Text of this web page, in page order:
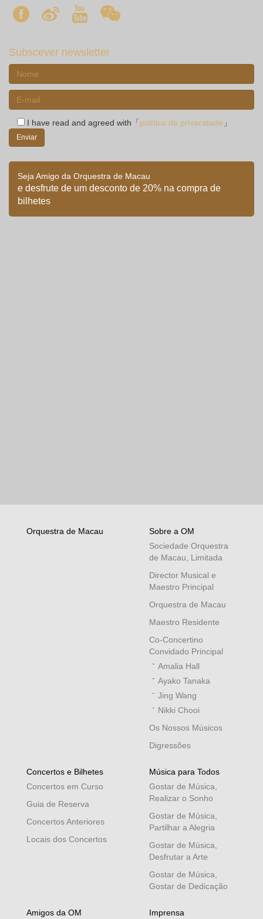
Subscever newsletter
I have read and agreed with「 política de privacidade 」
Seja Amigo da Orquestra de Macau
e desfrute de um desconto de 20% na compra de
bilhetes
Orquestra de Macau
Sobre a OM
Sociedade Orquestra
de Macau, Limitada
Director Musical e
Maestro Principal
Orquestra de Macau
Maestro Residente
Co-Concertino
Convidado Principal
Amalia Hall
Ayako Tanaka
Jing Wang
Nikki Chooi
Os Nossos Músicos
Digressões
Concertos e Bilhetes
Concertos em Curso
Guia de Reserva
Concertos Anteriores
Locais dos Concertos
Música para Todos
Gostar de Música,
Realizar o Sonho
Gostar de Música,
Partilhar a Alegria
Gostar de Música,
Desfrutar a Arte
Gostar de Música,
Gostar de Dedicação
Amigos da OM Imprensa